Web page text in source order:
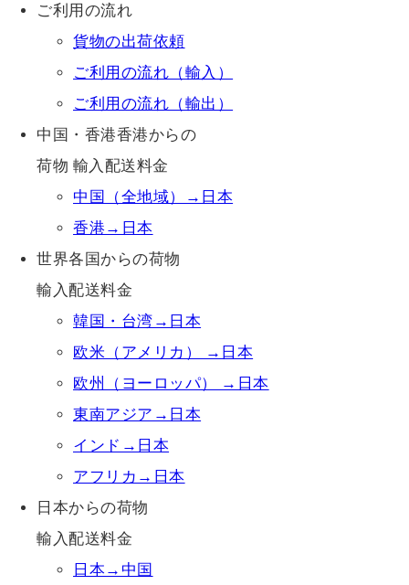
ご利用の流れ
貨物の出荷依頼
ご利用の流れ（輸入）
ご利用の流れ（輸出）
中国・香港香港からの
荷物 輸入配送料金
中国（全地域）→日本
香港→日本
世界各国からの荷物
輸入配送料金
韓国・台湾→日本
欧米（アメリカ） →日本
欧州（ヨーロッパ） →日本
東南アジア→日本
インド→日本
アフリカ→日本
日本からの荷物
輸入配送料金
日本→中国